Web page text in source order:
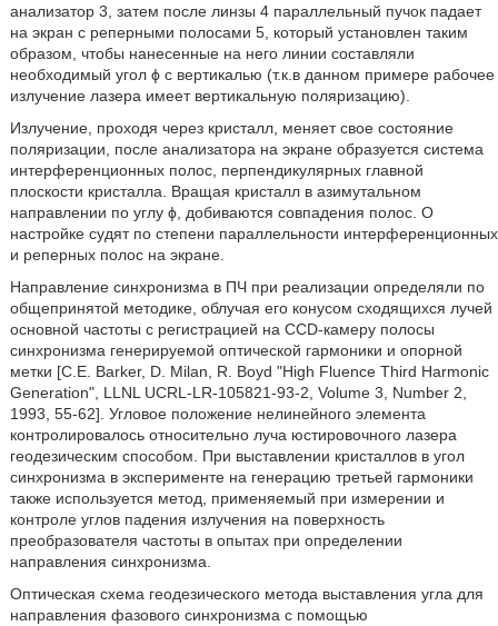
анализатор 3, затем после линзы 4 параллельный пучок падает
на экран с реперными полосами 5, который установлен таким
образом, чтобы нанесенные на него линии составляли
необходимый угол ϕ с вертикалью (т.к.в данном примере рабочее
излучение лазера имеет вертикальную поляризацию).
Излучение, проходя через кристалл, меняет свое состояние
поляризации, после анализатора на экране образуется система
интерференционных полос, перпендикулярных главной
плоскости кристалла. Вращая кристалл в азимутальном
направлении по углу ϕ, добиваются совпадения полос. О
настройке судят по степени параллельности интерференционных
и реперных полос на экране.
Направление синхронизма в ПЧ при реализации определяли по
общепринятой методике, облучая его конусом сходящихся лучей
основной частоты с регистрацией на CCD-камеру полосы
синхронизма генерируемой оптической гармоники и опорной
метки [С.Е. Barker, D. Milan, R. Boyd "High Fluence Third Harmonic
Generation", LLNL UCRL-LR-105821-93-2, Volume 3, Number 2,
1993, 55-62]. Угловое положение нелинейного элемента
контролировалось относительно луча юстировочного лазера
геодезическим способом. При выставлении кристаллов в угол
синхронизма в эксперименте на генерацию третьей гармоники
также используется метод, применяемый при измерении и
контроле углов падения излучения на поверхность
преобразователя частоты в опытах при определении
направления синхронизма.
Оптическая схема геодезического метода выставления угла для
направления фазового синхронизма с помощью